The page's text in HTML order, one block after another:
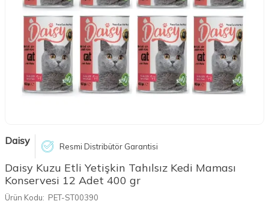
Daisy Resmi Distribütör Garantisi
Daisy Kuzu Etli Yetişkin Tahılsız Kedi Maması
Konservesi 12 Adet 400 gr
Ürün Kodu: PET-ST00390